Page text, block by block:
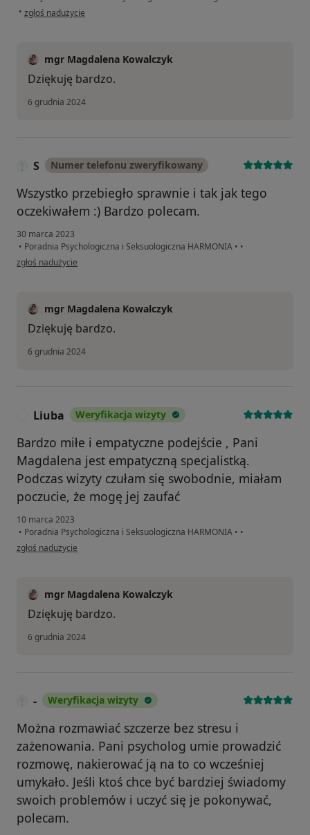
• w opinii użytkownika W.P
zgłoś nadużycie
mgr Magdalena Kowalczyk
Dziękuję bardzo.
6 grudnia 2024
S Numer telefonu zweryfikowany
Wszystko przebiegło sprawnie i tak jak tego
oczekiwałem :) Bardzo polecam.
30 marca 2023
• Poradnia Psychologiczna i Seksuologiczna HARMONIA • •
w opinii użytkownika S
zgłoś nadużycie
mgr Magdalena Kowalczyk
Dziękuję bardzo.
6 grudnia 2024
Liuba Weryfikacja wizyty
Bardzo miłe i empatyczne podejście , Pani
Magdalena jest empatyczną specjalistką.
Podczas wizyty czułam się swobodnie, miałam
poczucie, że mogę jej zaufać
10 marca 2023
• Poradnia Psychologiczna i Seksuologiczna HARMONIA • •
w opinii użytkownika Liuba
zgłoś nadużycie
mgr Magdalena Kowalczyk
Dziękuję bardzo.
6 grudnia 2024
- Weryfikacja wizyty
Można rozmawiać szczerze bez stresu i
zażenowania. Pani psycholog umie prowadzić
rozmowę, nakierować ją na to co wcześniej
umykało. Jeśli ktoś chce być bardziej świadomy
swoich problemów i uczyć się je pokonywać,
polecam.